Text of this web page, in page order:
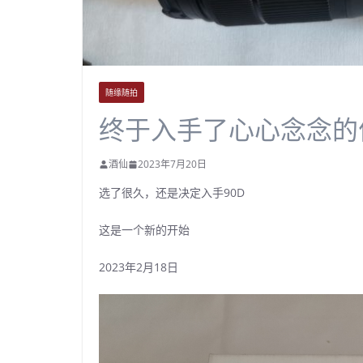
随缘随拍
终于入手了心心念念
酒仙 2023年7月20日
选了很久，还是决定入手90D
这是一个新的开始
2023年2月18日